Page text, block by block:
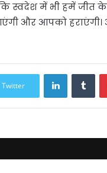
स्वदेश में भी हमें जीत के
और आपको
Twitter
LinkedIn